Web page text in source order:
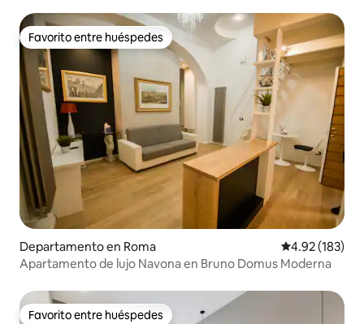
Favorito entre huéspedes
Favorito entre huéspedes
Departamento en Roma Calificación
4.92 (183)
Apartamento de lujo Navona en Bruno Domus Moderna
Favorito entre huéspedes